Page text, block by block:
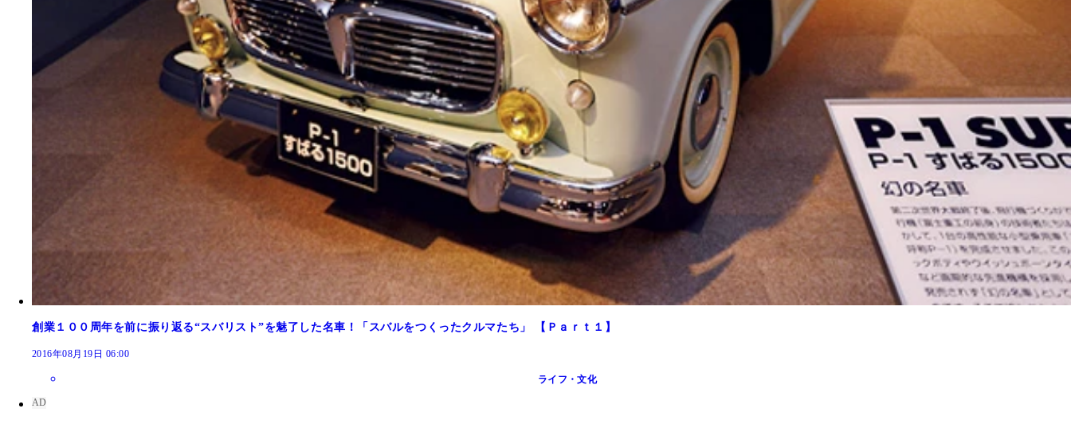
創業１００周年を前に振り返る“スバリスト”を魅了した名車！「スバルをつくったクルマたち」 【Ｐａｒｔ１】
2016年08月19日 06:00
ライフ・文化